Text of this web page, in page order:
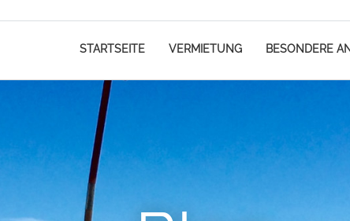
STARTSEITE VERMIETUNG BESONDERE